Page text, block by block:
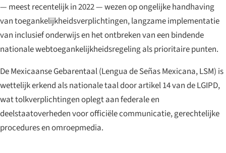
— meest recentelijk in 2022 — wezen op ongelijke handhaving
van toegankelijkheidsverplichtingen, langzame implementatie
van inclusief onderwijs en het ontbreken van een bindende
nationale webtoegankelijkheidsregeling als prioritaire punten.
De Mexicaanse Gebarentaal (Lengua de Señas Mexicana, LSM) is
wettelijk erkend als nationale taal door artikel 14 van de LGIPD,
wat tolkverplichtingen oplegt aan federale en
deelstaatoverheden voor officiële communicatie, gerechtelijke
procedures en omroepmedia.